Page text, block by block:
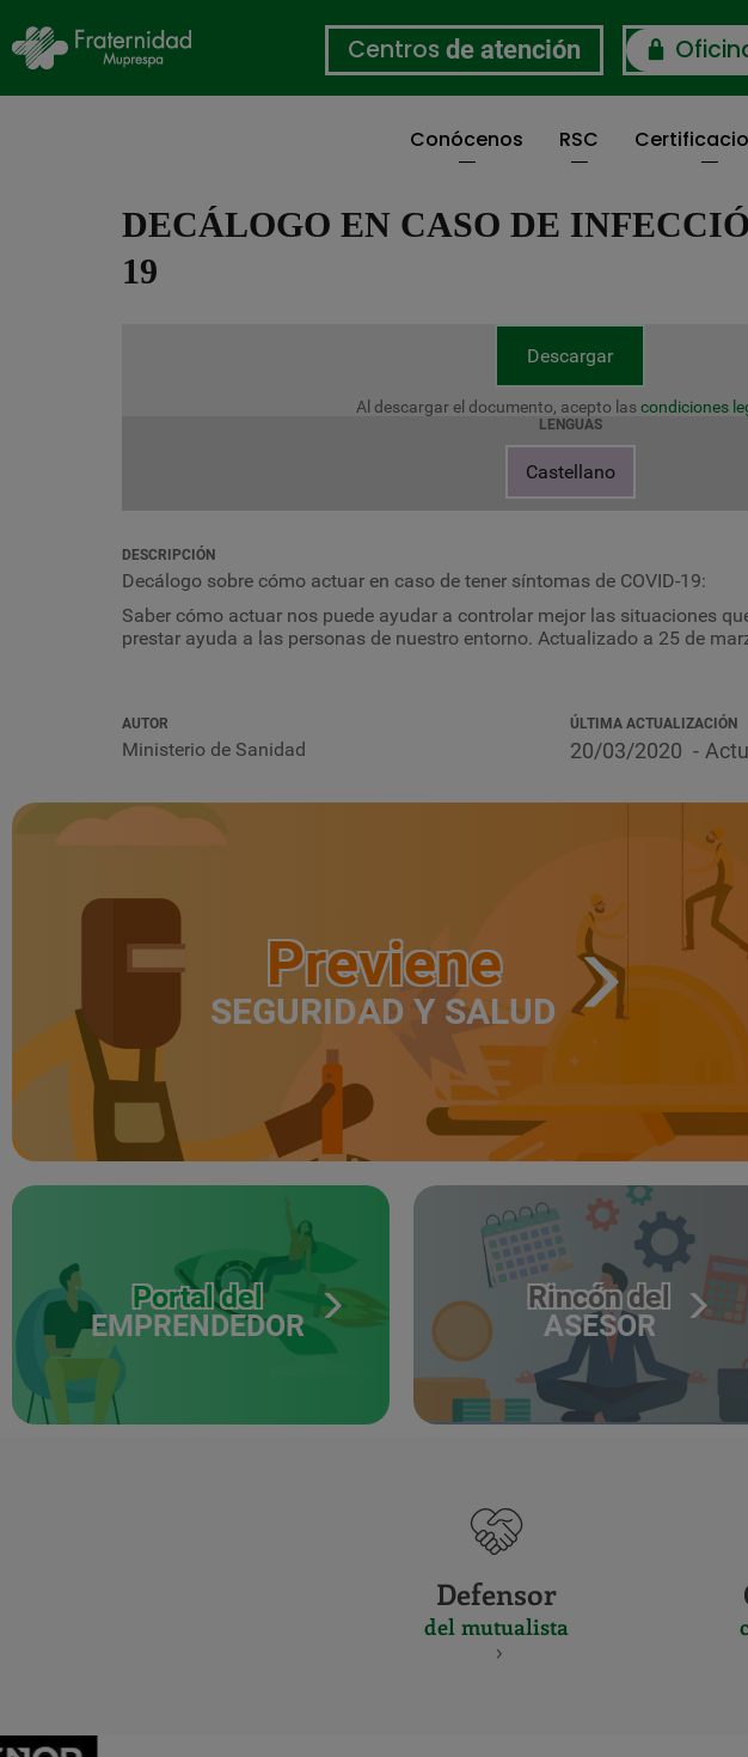
Centros de atención
Conócenos RSC
DECÁLOGO EN CASO DE
19
Descargar
Al descargar el documento, acepto lascondiciones
LENGUAS
Castellano
DESCRIPCIÓN
Decálogo sobre cómo actuar en caso de tener síntomas de COVID-19:
Saber cómo actuar nos puede ayudar a controlar mejor las situaciones
prestar ayuda a las personas de nuestro entorno. Actualizado a 25 de
AUTOR
Ministerio de Sanidad
ÚLTIMA ACTUALIZACIÓN
20/03/2020
Previene
SEGURIDAD Y SALUD
Portal del
EMPRENDEDOR
Rincón del
ASESOR
Defensor
del mutualista